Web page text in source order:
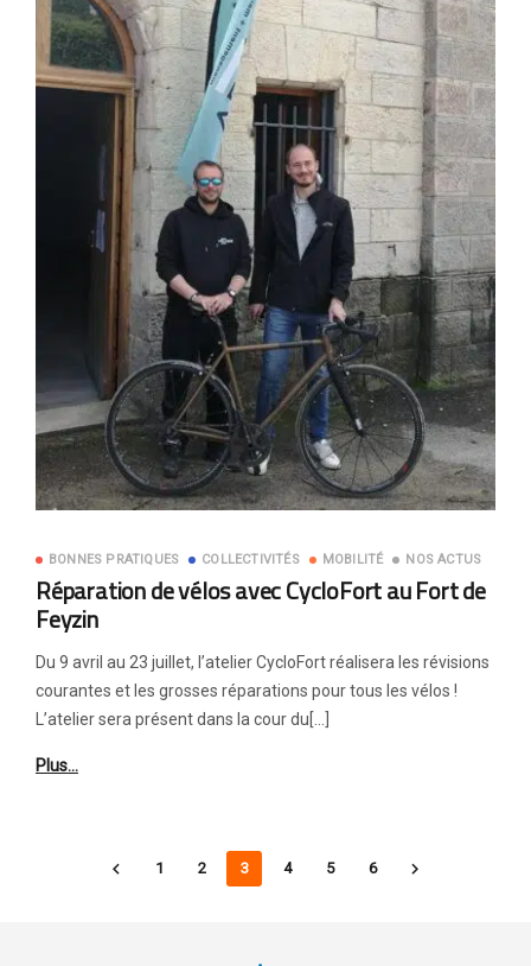
BONNES PRATIQUES COLLECTIVITÉS MOBILITÉ NOS ACTUS
Réparation de vélos avec CycloFort au Fort de
Feyzin
Du 9 avril au 23 juillet, l’atelier CycloFort réalisera les révisions
courantes et les grosses réparations pour tous les vélos !
L’atelier sera présent dans la cour du[…]
Plus…
1 2 3 4 5 6